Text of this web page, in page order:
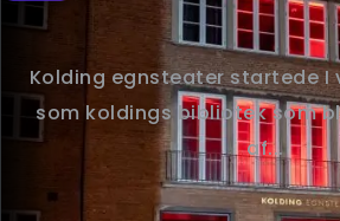
Kolding egnsteater startede I
som koldings bibliotek som
af...